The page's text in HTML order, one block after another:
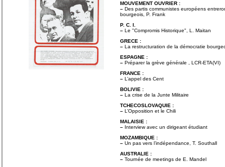
MOUVEMENT OUVRIER :
– Des partis communistes européens
bourgeois, P. Frank
P. C. I.
– Le "Compromis Historique", L. Maitan
GRECE :
– La restructuration de la démocratie
ESPAGNE :
– Préparer la grève générale , LCR-ETA(VI)
FRANCE :
– L’appel des Cent
BOLIVIE :
– La crise de la Junte Militaire
TCHECOSLOVAQUIE :
– L’Opposition et le Chili
MALAISIE :
– Interview avec un dirigeant étudiant
MOZAMBIQUE :
– Un pas vers l’indépendance, T. Southall
AUSTRALIE :
– Tournée de meetings de E. Mandel